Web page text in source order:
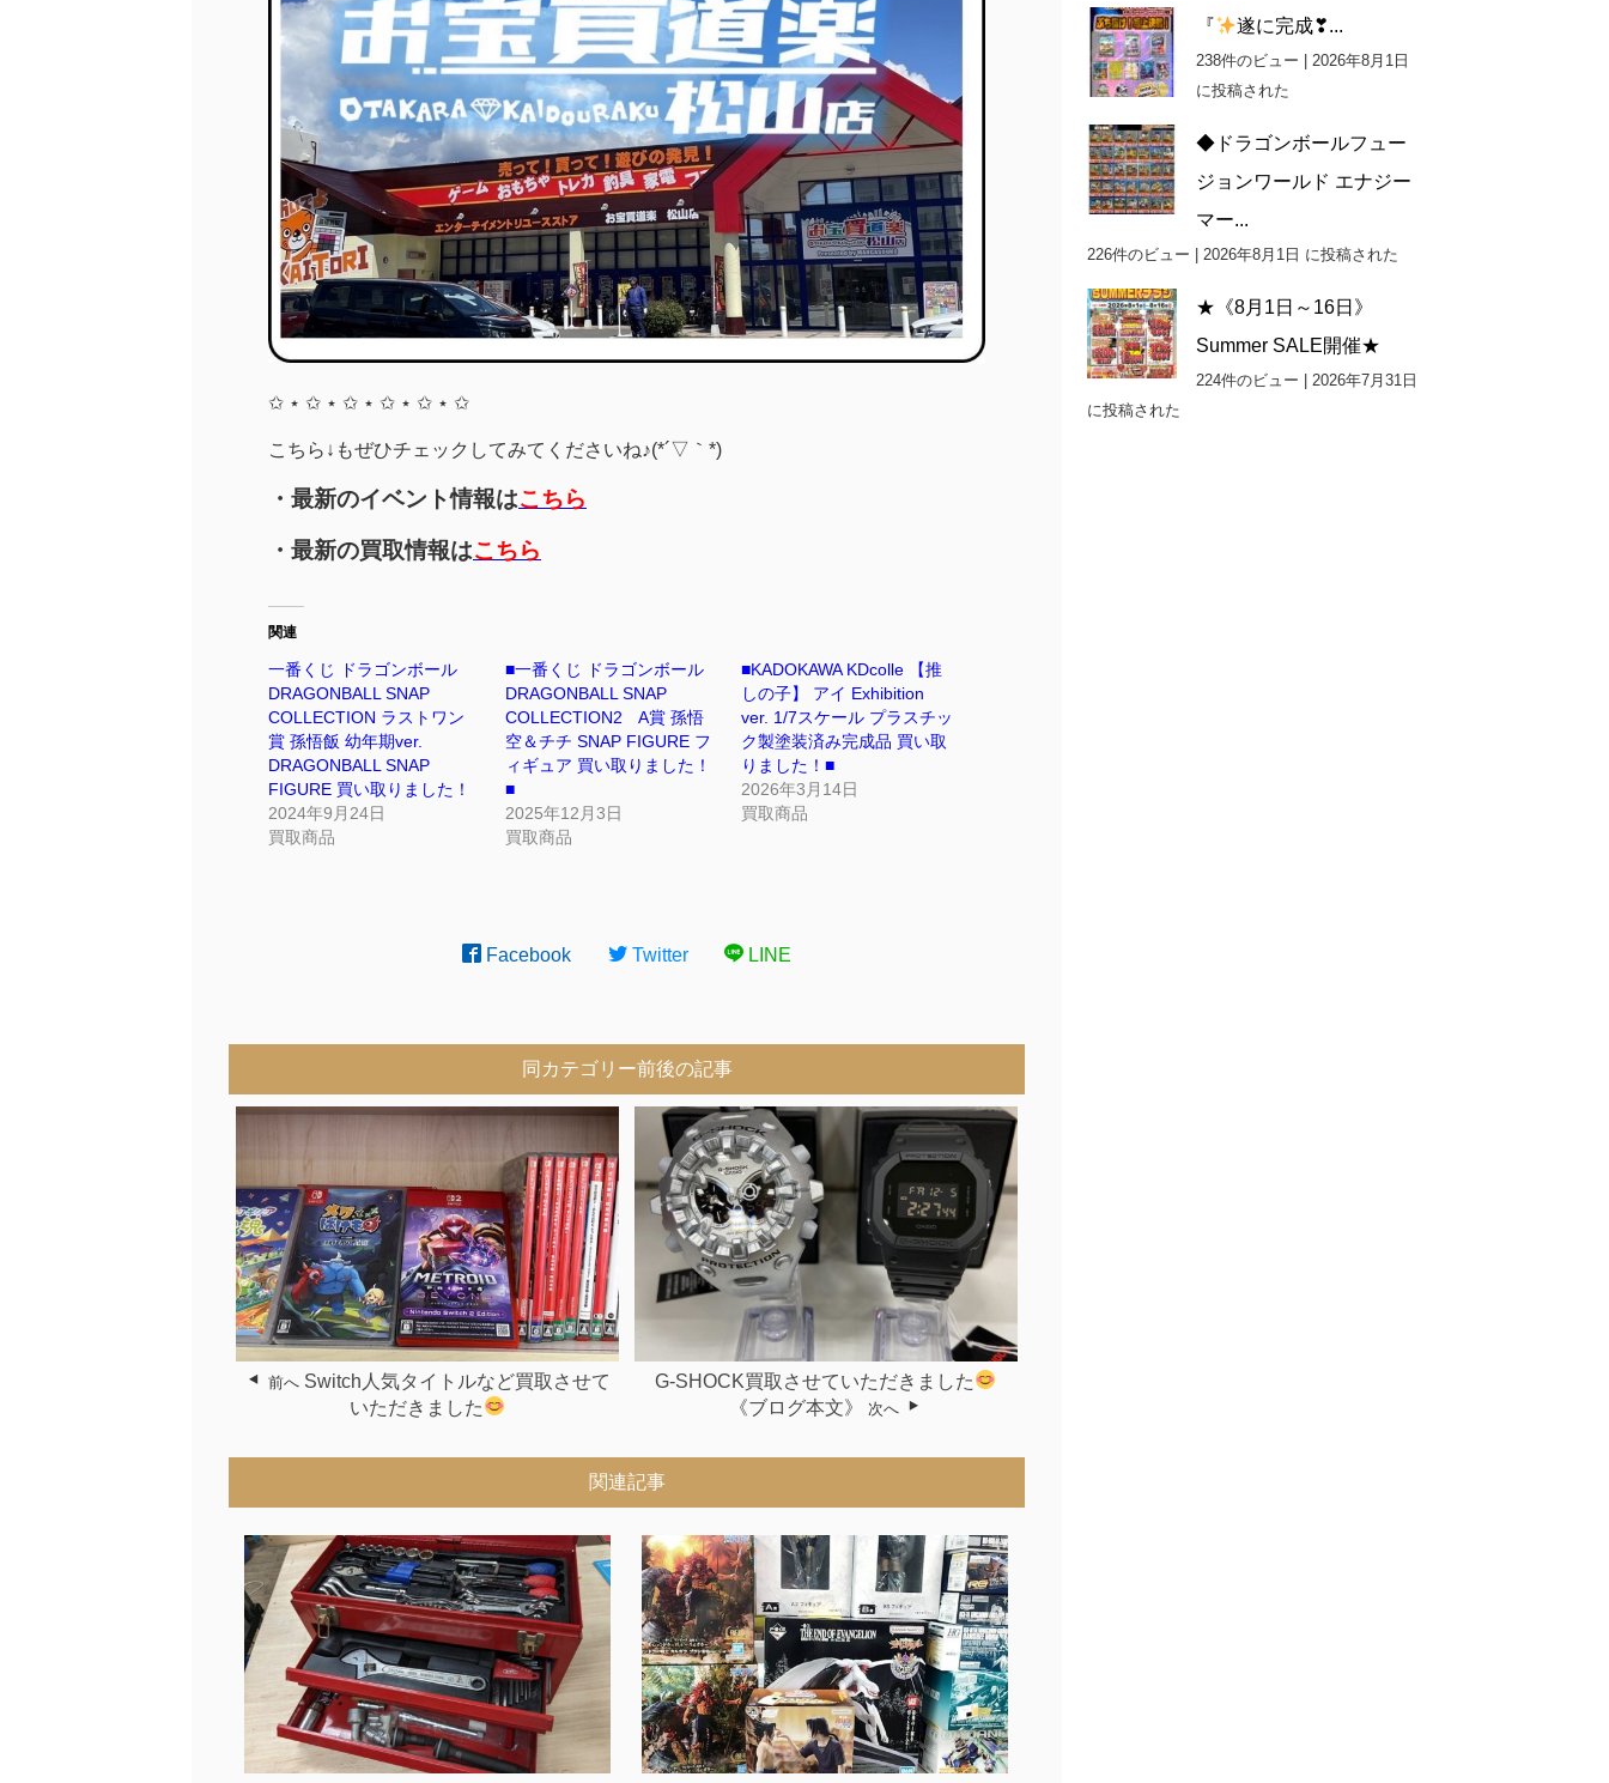
✩ ⋆ ✩ ⋆ ✩ ⋆ ✩ ⋆ ✩ ⋆ ✩
こちら↓もぜひチェックしてみてくださいね♪(*´▽｀*)
・最新のイベント情報はこちら
・最新の買取情報はこちら
関連
一番くじ ドラゴンボール
DRAGONBALL SNAP
COLLECTION ラストワン
賞 孫悟飯 幼年期ver.
DRAGONBALL SNAP
FIGURE 買い取りました！
2024年9月24日
買取商品
■一番くじ ドラゴンボール
DRAGONBALL SNAP
COLLECTION2 A賞 孫悟
空＆チチ SNAP FIGURE フ
ィギュア 買い取りました！
■
2025年12月3日
買取商品
■KADOKAWA KDcolle 【推
しの子】 アイ Exhibition
ver. 1/7スケール プラスチッ
ク製塗装済み完成品 買い取
りました！■
2026年3月14日
買取商品
Facebook Twitter LINE
同カテゴリー前後の記事
前へ Switch人気タイトルなど買取させて
いただきました
G-SHOCK買取させていただきました
《ブログ本文》
次へ
関連記事
『 遂に完成❣...
238件のビュー
2026年8月1日
に投稿された
◆ドラゴンボールフュー
ジョンワールド エナジー
マー...
226件のビュー 2026年8月1日 に投稿された
★《8月1日～16日》
Summer SALE開催★
224件のビュー
2026年7月31日
に投稿された